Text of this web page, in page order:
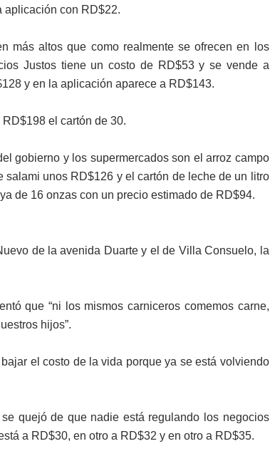
aplicación con RD$22.
más altos que como realmente se ofrecen en los
Justos tiene un costo de RD$53 y se vende a
y en la aplicación aparece a RD$143.
el cartón de 30.
gobierno y los supermercados son el arroz campo
unos RD$126 y el cartón de leche de un litro
de 16 onzas con un precio estimado de RD$94.
de la avenida Duarte y el de Villa Consuelo, la
que “ni los mismos carniceros comemos carne,
hijos”.
el costo de la vida porque ya se está volviendo
quejó de que nadie está regulando los negocios
a RD$30, en otro a RD$32 y en otro a RD$35.